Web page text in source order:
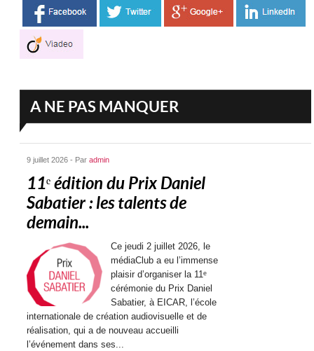
A NE PAS MANQUER
9 juillet 2026 - Paradmin
11ᵉ édition du Prix Daniel
Sabatier : les talents de
demain...
Ce jeudi 2 juillet 2026, le
médiaClub a eu l’immense
plaisir d’organiser la 11ᵉ
cérémonie du Prix Daniel
Sabatier, à EICAR, l’école
internationale de création audiovisuelle et de
réalisation, qui a de nouveau accueilli
l’événement dans ses...